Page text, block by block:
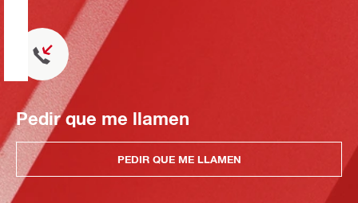
Pedir que me llamen
PEDIR QUE ME LLAMEN